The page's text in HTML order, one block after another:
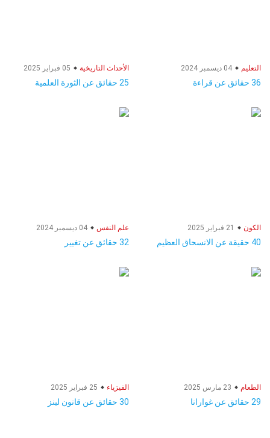
التعليم
36 حقائق عن قراءة
الأحداث التاريخية
25 حقائق عن الثورة العلمية
الكون
40 حقيقة عن الانسحاق العظيم
علم النفس
32 حقائق عن تغيير
الطعام
29 حقائق عن غوارانا
الفيزياء
30 حقائق عن قانون لينز